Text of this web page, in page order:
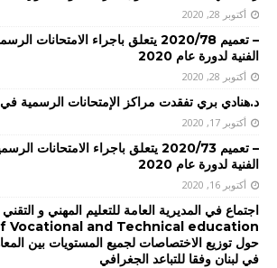
أكتوبر 28, 2020
– تعميم 2020/78 يتعلق باجراء
الفنية لدورة عام 2020
أكتوبر 28, 2020
د.هنادي بري تفقدت مراكز الإمتحانات الرسمية
أكتوبر 17, 2020
– تعميم 2020/73 يتعلق باجراء الامتحانات
الفنية لدورة عام 2020
أكتوبر 16, 2020
Vocational and Technical education
حول توزيع الاختصاصات لجميع المستويات بين
في لبنان وفقا للتباعد الجغرافي